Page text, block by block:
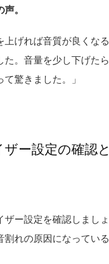
。
上げれば音質が良くな
た。音量を少し下げた
驚きました。」
ザー設定の確認
ザー設定を確認しまし
割れの原因になってい